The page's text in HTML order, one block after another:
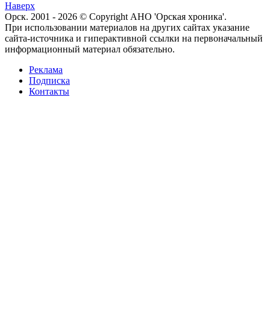
Наверх
Орск. 2001 - 2026 © Copyright АНО 'Орская хроника'.
При использовании материалов на других сайтах указание
сайта-источника и гиперактивной ссылки на первоначальный
информационный материал обязательно.
Реклама
Подписка
Контакты